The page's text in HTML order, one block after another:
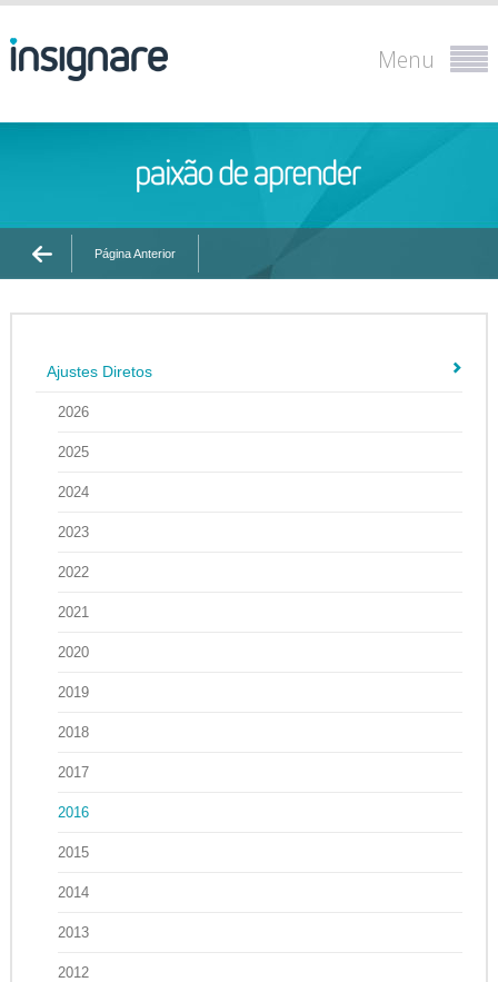
Menu
Página Anterior
Ajustes Diretos
2026
2025
2024
2023
2022
2021
2020
2019
2018
2017
2016
2015
2014
2013
2012